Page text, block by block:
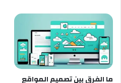
ما الفرق بين تصميم المواقع